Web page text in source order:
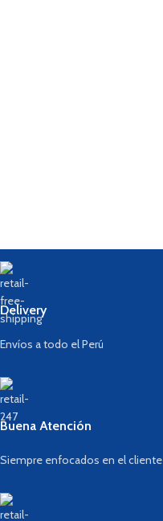
Delivery
Envíos a todo el Perú
Buena Atención
Siempre enfocados en el cliente